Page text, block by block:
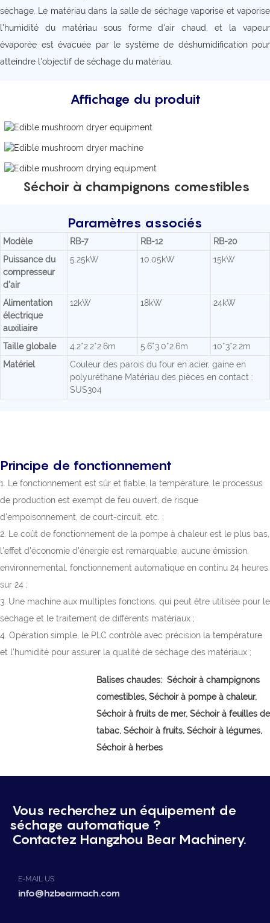
séchage. Le matériau dans la salle de séchage vaporise et vaporise
l'humidité du matériau sous forme d'air chaud, et la vapeur
évaporée est évacuée par le système de déshumidification pour
atteindre l'objectif de séchage du matériau.
Affichage du produit
Séchoir à champignons comestibles
Paramètres associés
Modèle RB-7 RB-12
RB-20
Puissance du
compresseur
d'air
5.25kW 10.05kW 15kW
Alimentation
électrique
auxiliaire
12kW 18kW 24kW
Taille globale 4.2*2.2*2.6m 5.6*3.0*2.6m
10*3*2.2m
Matériel
Couleur des parois du four en acier, gaine en
polyuréthane Matériau des pièces en contact :
SUS304
Principe de fonctionnement
1. Le fonctionnement est sûr et fiable, la température. le processus
de production est exempt de feu ouvert, de risque
d'empoisonnement, de court-circuit, etc. ;
2. Le coût de fonctionnement de la pompe à chaleur est le plus bas,
l'effet d'économie d'énergie est remarquable, aucune émission,
environnemental, fonctionnement automatique en continu 24 heures
sur 24 ;
3. Une machine aux multiples fonctions, qui peut être utilisée pour le
séchage et le traitement de différents matériaux ;
4. Opération simple, le PLC contrôle avec précision la température
et l’humidité pour assurer la qualité de séchage des matériaux ;
Balises chaudes: Séchoir à champignons
comestibles, Séchoir à pompe à chaleur,
Séchoir à fruits de mer, Séchoir à feuilles de
tabac, Séchoir à fruits, Séchoir à légumes,
Séchoir à herbes
Vous recherchez un équipement de
séchage automatique ?
Contactez Hangzhou Bear Machinery.
E-MAIL US
info@hzbearmach.com